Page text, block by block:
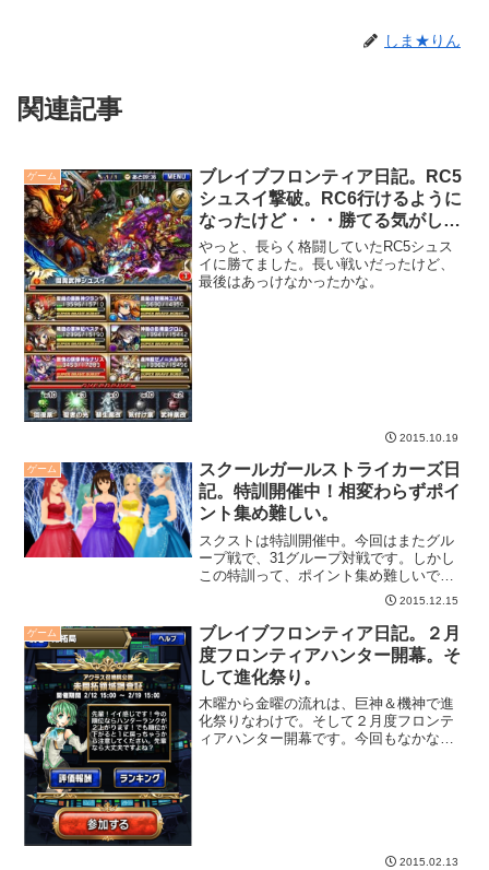
しま★りん
関連記事
ゲーム
ブレイブフロンティア日記。RC5
シュスイ撃破。RC6行けるように
なったけど・・・勝てる気がしな
い。
やっと、長らく格闘していたRC5シュス
イに勝てました。長い戦いだったけど、
最後はあっけなかったかな。
2015.10.19
ゲーム
スクールガールストライカーズ日
記。特訓開催中！相変わらずポイ
ント集め難しい。
スクストは特訓開催中。今回はまたグル
ープ戦で、31グループ対戦です。しかし
この特訓って、ポイント集め難しいです
2015.12.15
ゲーム
ブレイブフロンティア日記。２月
度フロンティアハンター開幕。そ
して進化祭り。
木曜から金曜の流れは、巨神＆機神で進
化祭りなわけで。そして２月度フロンテ
ィアハンター開幕です。今回もなかなか
2015.02.13